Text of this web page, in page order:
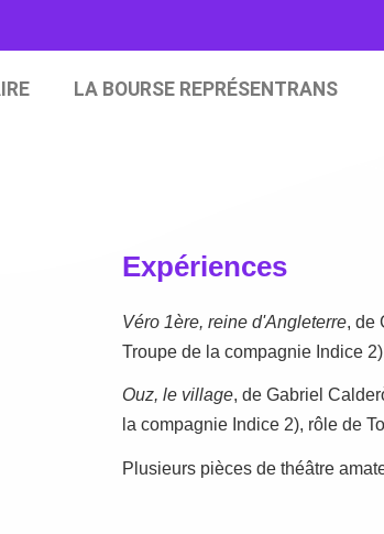
LA BOURSE REPRÉSENTRANS
Expériences
Véro 1ère, reine d'Angleterre, de
Troupe de la compagnie Indice
Ouz, le village, de Gabriel
la compagnie Indice 2), rôle de
Plusieurs pièces de théâtre